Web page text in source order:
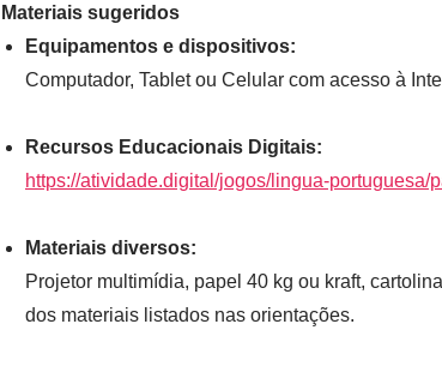
Materiais sugeridos
Equipamentos e dispositivos:
Computador, Tablet ou Celular com acesso à
Recursos Educacionais Digitais:
https://atividade.digital/jogos/lingua-
Materiais diversos:
Projetor multimídia, papel 40 kg ou kraft,
dos materiais listados nas orientações.